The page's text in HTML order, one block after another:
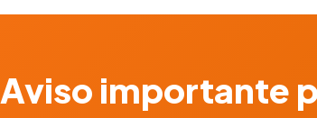
Aviso importante